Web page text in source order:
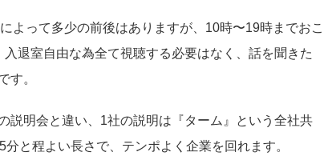
よって多少の前後はありますが、10時〜19時までおこ
退室自由な為全て視聴する必要はなく、話を聞きた
す。
説明会と違い、1社の説明は『ターム』という全社共
と程よい長さで、テンポよく企業を回れます。